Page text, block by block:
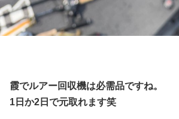
霞でルアー回収機は必需品ですね。
1日か2日で元取れます笑